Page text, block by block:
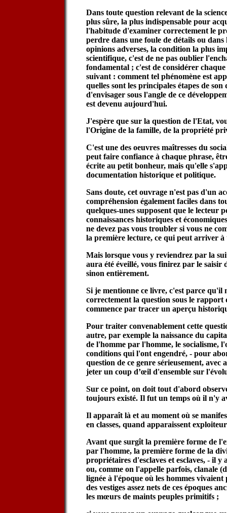
Dans toute question relevant de la
plus sûre, la plus indispensable pour
l'habitude d'examiner correctement le
perdre dans une foule de détails ou
opinions adverses, la condition la plus
scientifique, c'est de ne pas oublier
fondamental ; c'est de considérer
suivant : comment tel phénomène est
quelles sont les principales étapes de son
d'envisager sous l'angle de ce
est devenu aujourd'hui.
J'espère que sur la question de l'Etat,
l'Origine de la famille, de la propriété
C'est une des oeuvres maîtresses du
peut faire confiance à chaque phrase,
écrite au petit bonheur, mais qu'elle
documentation historique et politique.
Sans doute, cet ouvrage n'est pas d'un
compréhension également faciles dans
quelques-unes supposent que le lecteur
connaissances historiques et
ne devez pas vous troubler si vous ne
la première lecture, ce qui peut arriver à
Mais lorsque vous y reviendrez par la
aura été éveillé, vous finirez par le saisir
sinon entièrement.
Si je mentionne ce livre, c'est parce qu'il
correctement la question sous le
commence par tracer un aperçu
Pour traiter convenablement cette
autre, par exemple la naissance du
de l'homme par l'homme, le socialisme,
conditions qui l'ont engendré, - pour
question de ce genre sérieusement,
jeter un coup d’œil d'ensemble sur
Sur ce point, on doit tout d'abord
toujours existé. Il fut un temps où il n'y
Il apparaît là et au moment où se
en classes, quand apparaissent
Avant que surgît la première forme de
par l'homme, la première forme de la
propriétaires d'esclaves et esclaves, - il
ou, comme on l'appelle parfois, clanale
lignée à l'époque où les hommes
des vestiges assez nets de ces époques
les mœurs de maints peuples primitifs ;